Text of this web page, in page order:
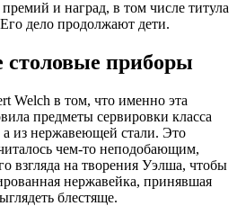
и наград, в том числе титула
дело продолжают дети.
приборы
Welch в том, что именно эта
предметы сервировки класса
а из нержавеющей стали. Это
чем-то неподобающим,
взгляда на творения Уэлша, чтобы
нержавейка, принявшая
блестяще.